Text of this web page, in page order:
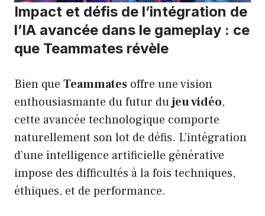
Impact et défis de l’intégration de
l’IA avancée dans le gameplay : ce
que Teammates révèle
Bien que Teammates offre une vision
enthousiasmante du futur dujeu vidéo,
cette avancée technologique comporte
naturellement son lot de défis. L’intégration
d’une intelligence artificielle générative
impose des difficultés à la fois techniques,
éthiques, et de performance.